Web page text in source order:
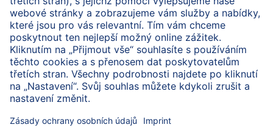
Cookies a pravidla užívání webové stránky
Pravidla soutěže (Fotosoutěž)
Všeobecné podmínky
Práva Imprint